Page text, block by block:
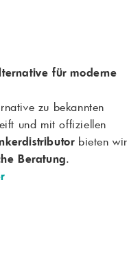
für moderne
zu bekannten
und mit offiziellen
bieten wir
Beratung.